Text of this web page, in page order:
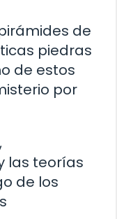
de
piedras
de estos
por
las teorías
de los